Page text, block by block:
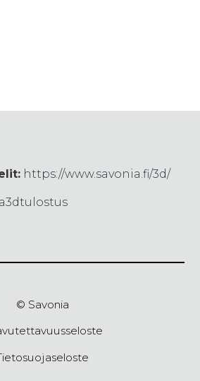
https://www.savonia.fi/3d/
© Savonia